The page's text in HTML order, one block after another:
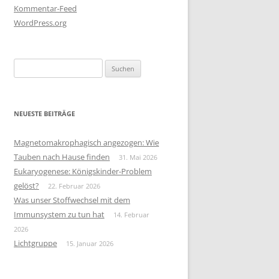
Kommentar-Feed
WordPress.org
nach:
NEUESTE BEITRÄGE
Magnetomakrophagisch angezogen: Wie
Tauben nach Hause finden
31. Mai 2026
Eukaryogenese: Königskinder-Problem
gelöst?
22. Februar 2026
Was unser Stoffwechsel mit dem
Immunsystem zu tun hat
14. Februar
2026
Lichtgruppe 15. Januar 2026